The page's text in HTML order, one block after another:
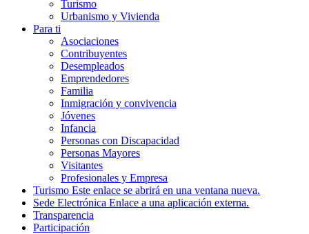
Turismo
Urbanismo y Vivienda
Para ti
Asociaciones
Contribuyentes
Desempleados
Emprendedores
Familia
Inmigración y convivencia
Jóvenes
Infancia
Personas con Discapacidad
Personas Mayores
Visitantes
Profesionales y Empresa
Turismo Este enlace se abrirá en una ventana nueva.
Sede Electrónica Enlace a una aplicación externa.
Transparencia
Participación